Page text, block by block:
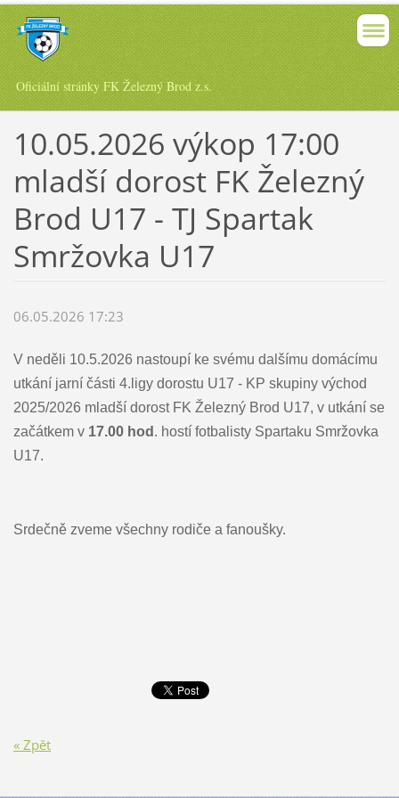
Oficiální stránky FK Železný Brod z.s.
10.05.2026 výkop 17:00
mladší dorost FK Železný
Brod U17 - TJ Spartak
Smržovka U17
06.05.2026 17:23
V neděli 10.5.2026 nastoupí ke svému dalšímu domácímu
utkání jarní části 4.ligy dorostu U17 - KP skupiny východ
2025/2026 mladší dorost FK Železný Brod U17, v utkání se
začátkem v 17.00 hod . hostí fotbalisty Spartaku Smržovka
U17.
Srdečně zveme všechny rodiče a fanoušky.
« Zpět